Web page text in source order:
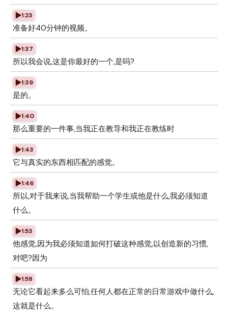
1:23
准备好40分钟的视频。
1:37
所以我会说,这是你最好的一个,是吗?
1:39
是的。
1:40
那么重要的一件事,当我正在教导和我正在教练时
1:43
它与真实的东西相匹配的感觉。
1:46
所以,对于我来说,当我帮助一个学生或他是什么,我必须知道
什么。
1:53
他感觉,因为我必须知道如何打破这种感觉,以创造新的习惯,
对吧?因为
1:58
无论它看起来多么可怕,任何人都在正常的日常游戏中做什么,
这就是什么。